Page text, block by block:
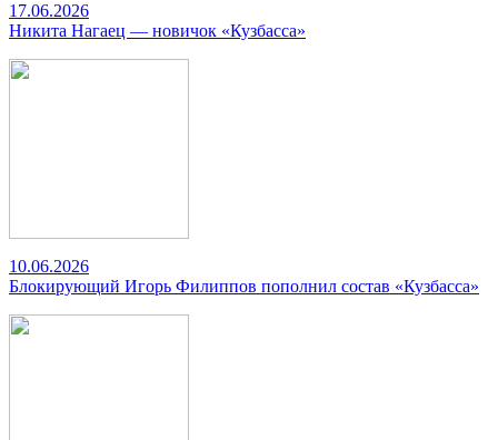
17.06.2026
Никита Нагаец — новичок «Кузбасса»
10.06.2026
Блокирующий Игорь Филиппов пополнил состав «Кузбасса»